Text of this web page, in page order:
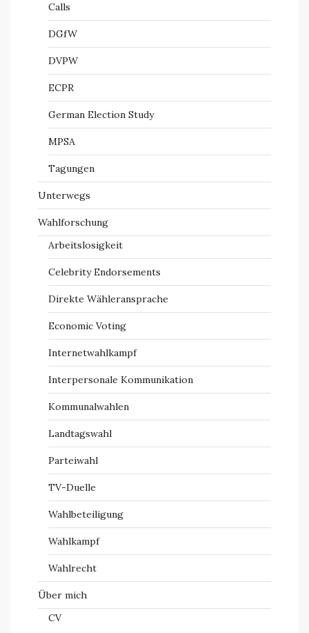
Calls
DGfW
DVPW
ECPR
German Election Study
MPSA
Tagungen
Unterwegs
Wahlforschung
Arbeitslosigkeit
Celebrity Endorsements
Direkte Wähleransprache
Economic Voting
Internetwahlkampf
Interpersonale Kommunikation
Kommunalwahlen
Landtagswahl
Parteiwahl
TV-Duelle
Wahlbeteiligung
Wahlkampf
Wahlrecht
Über mich
CV